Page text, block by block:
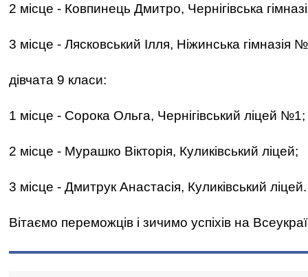
2 місце - Ковпинець Дмитро, Чернігівська
3 місце - Лясковський Ілля, Ніжинська гімназія
дівчата 9 класи:
1 місце - Сорока Ольга, Чернігівський ліцей №1;
2 місце - Мурашко Вікторія, Куликівський ліцей;
3 місце - Дмитрук Анастасія, Куликівський ліцей.
Вітаємо переможців і зичимо успіхів на